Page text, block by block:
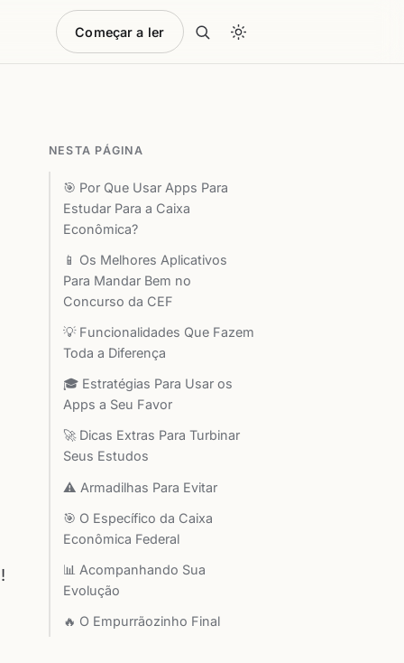
Começar a ler
NESTA PÁGINA
🎯 Por Que Usar Apps Para
Estudar Para a Caixa
Econômica?
📱 Os Melhores Aplicativos
Para Mandar Bem no
Concurso da CEF
💡 Funcionalidades Que Fazem
Toda a Diferença
🎓 Estratégias Para Usar os
Apps a Seu Favor
🚀 Dicas Extras Para Turbinar
Seus Estudos
⚠️ Armadilhas Para Evitar
🎯 O Específico da Caixa
Econômica Federal
📊 Acompanhando Sua
Evolução
🔥 O Empurrãozinho Final